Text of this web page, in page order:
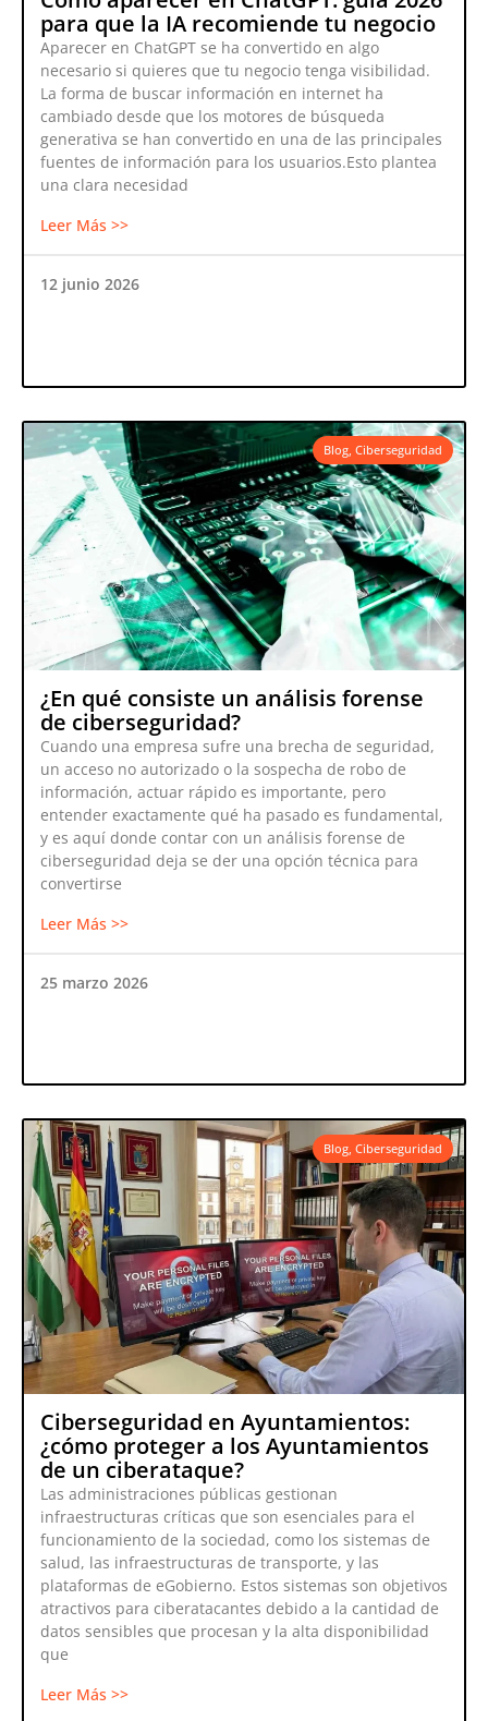
para que la IA recomiende tu negocio
Aparecer en ChatGPT se ha convertido en algo
necesario si quieres que tu negocio tenga visibilidad.
La forma de buscar información en internet ha
cambiado desde que los motores de búsqueda
generativa se han convertido en una de las principales
fuentes de información para los usuarios.Esto plantea
una clara necesidad
Leer Más >>
12 junio 2026
Blog, Ciberseguridad
¿En qué consiste un análisis forense
de ciberseguridad?
Cuando una empresa sufre una brecha de seguridad,
un acceso no autorizado o la sospecha de robo de
información, actuar rápido es importante, pero
entender exactamente qué ha pasado es fundamental,
y es aquí donde contar con un análisis forense de
ciberseguridad deja se der una opción técnica para
convertirse
Leer Más >>
25 marzo 2026
Blog, Ciberseguridad
Ciberseguridad en Ayuntamientos:
¿cómo proteger a los Ayuntamientos
de un ciberataque?
Las administraciones públicas gestionan
infraestructuras críticas que son esenciales para el
funcionamiento de la sociedad, como los sistemas de
salud, las infraestructuras de transporte, y las
plataformas de eGobierno. Estos sistemas son objetivos
atractivos para ciberatacantes debido a la cantidad de
datos sensibles que procesan y la alta disponibilidad
que
Leer Más >>